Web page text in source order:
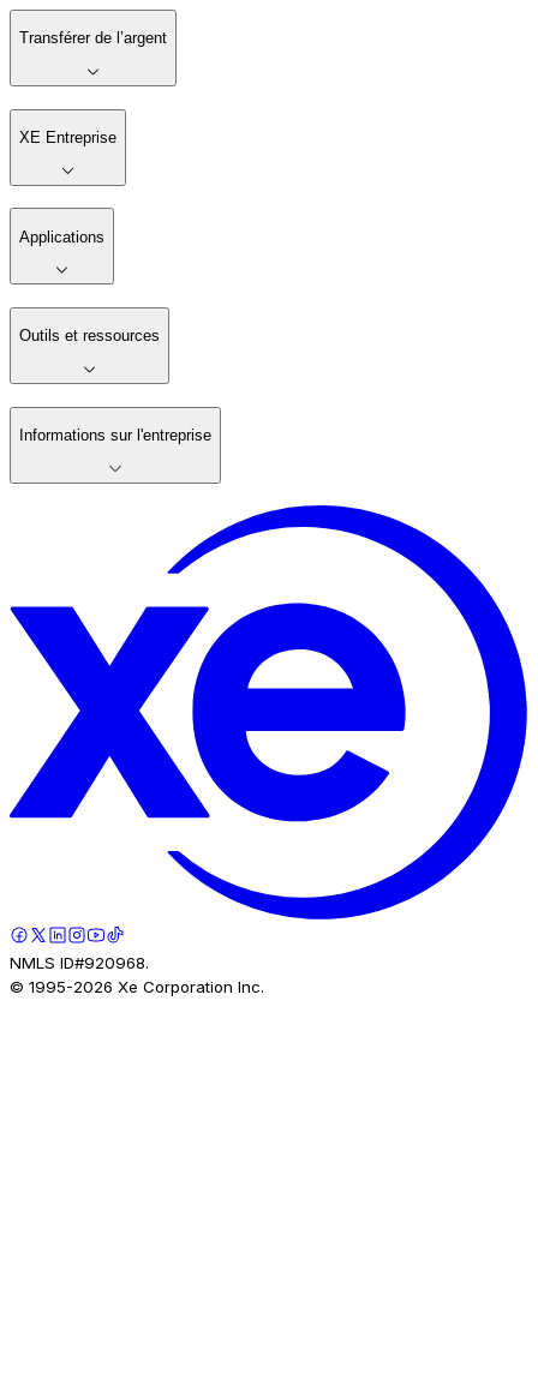
Transférer de l’argent
XE Entreprise
Applications
Outils et ressources
Informations sur l'entreprise
NMLS ID#920968.
© 1995-2026 Xe Corporation Inc.